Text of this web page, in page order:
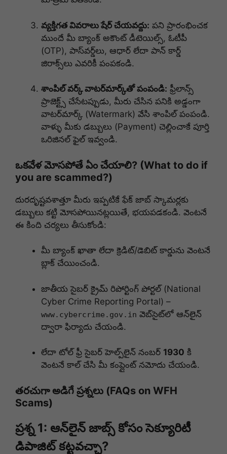
వ్యక్తిగత వివరాలు షేర్ చేయవద్దు: పని ప్రారంభించక
ముందే మీ బ్యాంక్ అకౌంట్ డీటెయిల్స్, ఓటీపీ
(OTP), పాస్‌వర్డ్‌లు, ఆధార్ లేదా పాన్ కార్డ్
జిరాక్స్‌లు ఎవరికీ పంపకండి.
శాంపిల్ వర్క్ వాటర్‌మార్క్‌తో పంపండి: ఫ్రీలాన్స్
ప్రాజెక్ట్స్ చేసేటప్పుడు, మీరు చేసిన పనికి అడ్డంగా
వాటర్‌మార్క్ (Watermark) వేసి శాంపిల్ పంపండి.
వాళ్ళు మీకు డబ్బులు (Payment) చెల్లించాకే పూర్తి
ఒరిజినల్ ఫైల్ ఇవ్వండి.
ఒకవేళ మోసపోతే ఏం చేయాలి? (What to do if
you are scammed?)
దురదృష్టవశాత్తూ మీరు ఇప్పటికే ఫేక్ జాబ్ స్కామర్లకు
డబ్బులు కట్టి మోసపోయినట్లయితే, భయపడకండి. వెంటనే
ఈ కింది చర్యలు తీసుకోండి:
మీ బ్యాంక్ ఖాతా లేదా క్రెడిట్/డెబిట్ కార్డును వెంటనే
బ్లాక్ చేయించండి.
జాతీయ సైబర్ క్రైమ్ రిపోర్టింగ్ పోర్టల్ (National
Cyber Crime Reporting Portal) –
www.cybercrime.gov.in వెబ్‌సైట్‌లో ఆన్‌లైన్
ద్వారా ఫిర్యాదు చేయండి.
లేదా టోల్ ఫ్రీ సైబర్ హెల్ప్‌లైన్ నంబర్ 1930 కి
వెంటనే కాల్ చేసి మీ కంప్లైంట్ నమోదు చేయండి.
తరచుగా అడిగే ప్రశ్నలు (FAQs on WFH
Scams)
ప్రశ్న 1: ఆన్‌లైన్ జాబ్స్ కోసం సెక్యూరిటీ
డిపాజిట్ కట్టవచ్చా?